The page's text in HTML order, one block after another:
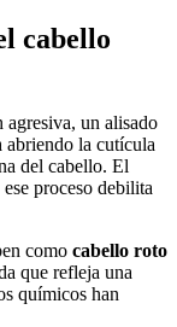
cabello
agresiva, un alisado
abriendo la cutícula
del cabello. El
proceso debilita
como cabello roto
que refleja una
químicos han